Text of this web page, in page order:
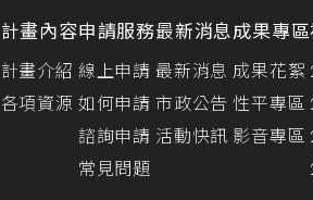
計畫內容
計畫介紹
各項資源
申請服務
線上申請
如何申請
諮詢申請
常見問題
最新消息
最新消息
市政公告
活動快訊
成果專區
成果花絮
性平專區
影音專區